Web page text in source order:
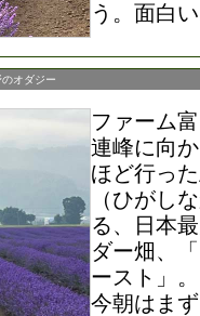
う。面白
オダジー
ファーム
連峰に向
ほど行っ
（ひがし
る、日本
ダー畑、
ースト」。
今朝はま